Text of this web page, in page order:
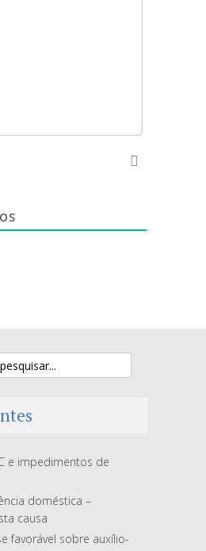
e impedimentos de
doméstica –
causa
favorável sobre auxílio-